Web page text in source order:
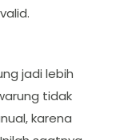
jadi lebih
tidak
karena